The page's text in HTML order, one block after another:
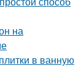
на
в ванную